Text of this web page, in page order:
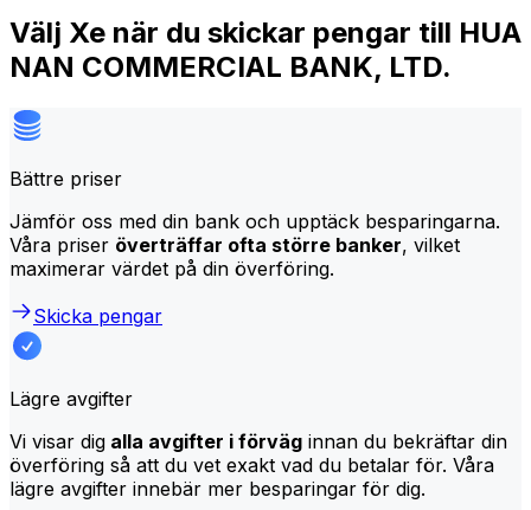
Välj Xe när du skickar pengar till HUA
NAN COMMERCIAL BANK, LTD.
Bättre priser
Jämför oss med din bank och upptäck besparingarna.
Våra priser överträffar ofta större banker, vilket
maximerar värdet på din överföring.
Skicka pengar
Lägre avgifter
Vi visar dig alla avgifter i förväg innan du bekräftar din
överföring så att du vet exakt vad du betalar för. Våra
lägre avgifter innebär mer besparingar för dig.